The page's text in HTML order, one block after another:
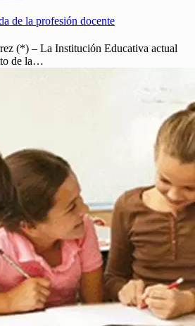
de la profesión docente
(*) – La Institución Educativa actual
de la…